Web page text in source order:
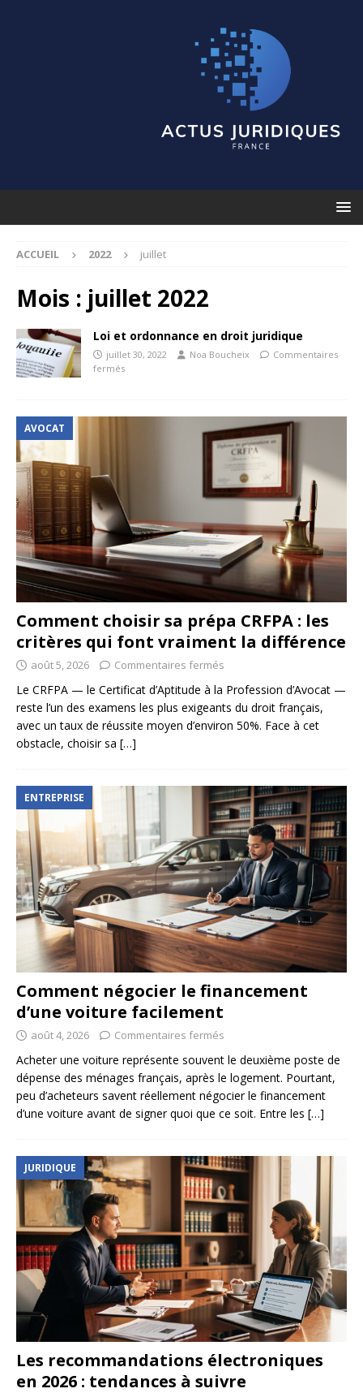
ACCUEIL 2022 juillet
Mois : juillet 2022
Loi et ordonnance en droit juridique
juillet 30, 2022 Noa Boucheix
Commentaires
fermés
AVOCAT
Comment choisir sa prépa CRFPA : les
critères qui font vraiment la différence
août 5, 2026 Commentaires fermés
Le CRFPA — le Certificat d’Aptitude à la Profession d’Avocat —
reste l’un des examens les plus exigeants du droit français,
avec un taux de réussite moyen d’environ 50%. Face à cet
obstacle, choisir sa […]
ENTREPRISE
Comment négocier le financement
d’une voiture facilement
août 4, 2026 Commentaires fermés
Acheter une voiture représente souvent le deuxième poste de
dépense des ménages français, après le logement. Pourtant,
peu d’acheteurs savent réellement négocier le financement
d’une voiture avant de signer quoi que ce soit. Entre les […]
JURIDIQUE
Les recommandations électroniques
en 2026 : tendances à suivre